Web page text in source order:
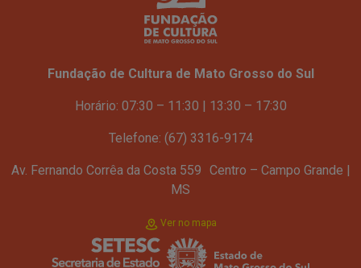
Fundação de Cultura de Mato Grosso do Sul
Horário: 07:30 – 11:30 | 13:30 – 17:30
Telefone: (67) 3316-9174
Av. Fernando Corrêa da Costa 559 Centro – Campo Grande |
MS
Ver no mapa